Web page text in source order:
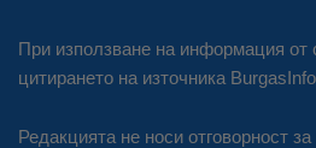
При използване на информация от
цитирането на източника
Редакцията не носи отговорност